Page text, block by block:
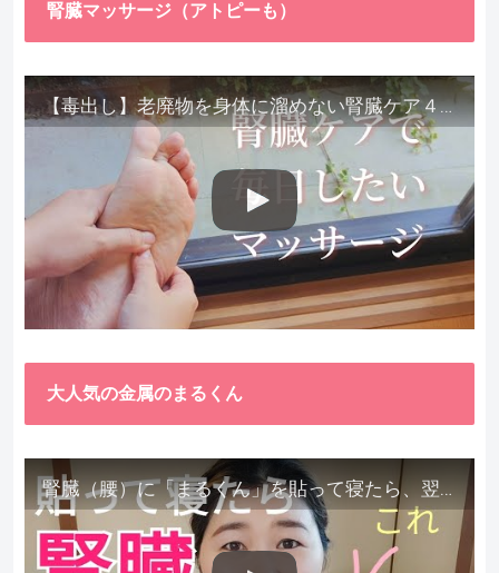
腎臓マッサージ（アトピーも）
【毒出し】老廃物を身体に溜めない腎臓ケア４種をご紹介します。
大人気の金属のまるくん
腎臓（腰）に「まるくん」を貼って寝たら、翌朝めちゃ楽でびっくりしました。腎臓叩いても痛くない！【お客様の声を試してみた】